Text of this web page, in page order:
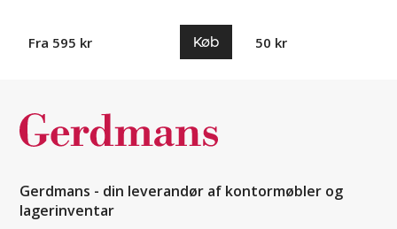
Fra 595 kr Køb 50 kr
Gerdmans - din leverandør af kontormøbler og
lagerinventar